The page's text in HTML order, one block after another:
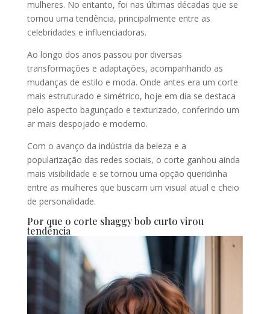
mulheres. No entanto, foi nas últimas décadas que se
tornou uma tendência, principalmente entre as
celebridades e influenciadoras.
Ao longo dos anos passou por diversas
transformações e adaptações, acompanhando as
mudanças de estilo e moda. Onde antes era um corte
mais estruturado e simétrico, hoje em dia se destaca
pelo aspecto bagunçado e texturizado, conferindo um
ar mais despojado e moderno.
Com o avanço da indústria da beleza e a
popularização das redes sociais, o corte ganhou ainda
mais visibilidade e se tornou uma opção queridinha
entre as mulheres que buscam um visual atual e cheio
de personalidade.
Por que o corte shaggy bob curto virou
tendência